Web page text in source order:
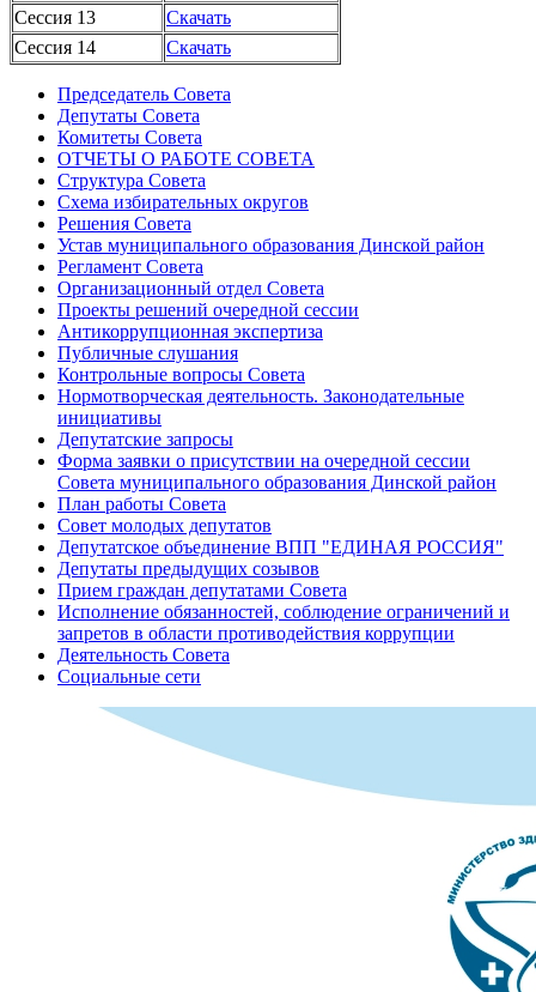
Сессия 13
Скачать
Сессия 14
Скачать
Председатель Совета
Депутаты Совета
Комитеты Совета
ОТЧЕТЫ О РАБОТЕ СОВЕТА
Структура Совета
Схема избирательных округов
Решения Совета
Устав муниципального образования Динской район
Регламент Совета
Организационный отдел Совета
Проекты решений очередной сессии
Антикоррупционная экспертиза
Публичные слушания
Контрольные вопросы Совета
Нормотворческая деятельность. Законодательные
инициативы
Депутатские запросы
Форма заявки о присутствии на очередной сессии
Совета муниципального образования Динской район
План работы Совета
Совет молодых депутатов
Депутатское объединение ВПП "ЕДИНАЯ РОССИЯ"
Депутаты предыдущих созывов
Прием граждан депутатами Совета
Исполнение обязанностей, соблюдение ограничений и
запретов в области противодействия коррупции
Деятельность Совета
Социальные сети